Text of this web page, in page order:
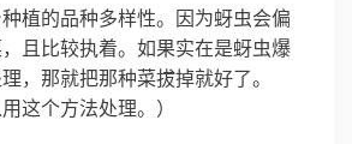
植的品种多样性。因为蚜虫会偏
且比较执着。如果实在是蚜虫爆
，那就把那种菜拔掉就好了。
这个方法处理。）